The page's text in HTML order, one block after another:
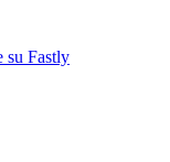
su Fastly